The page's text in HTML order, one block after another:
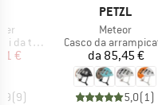
trekking
ridotto
€
(9)
MARCHIO
PETZL
Articolo
Meteor
Gruppo di prodotti
Casco da
Prezzo
da 85,45 €
5,0(1)